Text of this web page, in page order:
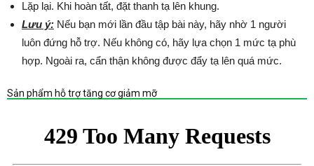
Lặp lại. Khi hoàn tất, đặt thanh tạ lên khung.
Lưu ý: Nếu bạn mới lần đầu tập bài này, hãy nhờ 1 người
luôn đứng hỗ trợ. Nếu không có, hãy lựa chọn 1 mức tạ phù
hợp. Ngoài ra, cẩn thận không được đẩy tạ lên quá mức.
Sản phẩm hỗ trợ tăng cơ giảm mỡ